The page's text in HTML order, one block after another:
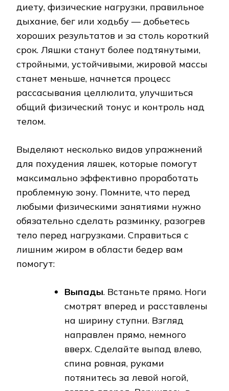
диету, физические нагрузки, правильное
дыхание, бег или ходьбу — добьетесь
хороших результатов и за столь короткий
срок. Ляшки станут более подтянутыми,
стройными, устойчивыми, жировой массы
станет меньше, начнется процесс
рассасывания целлюлита, улучшиться
общий физический тонус и контроль над
телом.
Выделяют несколько видов упражнений
для похудения ляшек, которые помогут
максимально эффективно проработать
проблемную зону. Помните, что перед
любыми физическими занятиями нужно
обязательно сделать разминку, разогрев
тело перед нагрузками. Справиться с
лишним жиром в области бедер вам
помогут:
Выпады. Встаньте прямо. Ноги
смотрят вперед и расставлены
на ширину ступни. Взгляд
направлен прямо, немного
вверх. Сделайте выпад влево,
спина ровная, руками
потянитесь за левой ногой,